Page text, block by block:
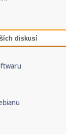
diskusí